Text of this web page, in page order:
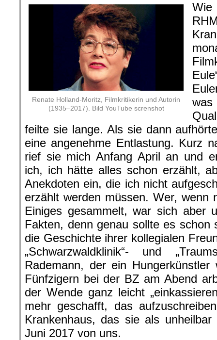
Renate Holland-Moritz, Filmkritikerin und Autorin
(1935–2017). Bild YouTube screnshot
Wie
was
feilte sie lange. Als sie dann
eine angenehme Entlastung. Kurz
rief sie mich Anfang April an und
ich, ich hätte alles schon erzählt,
Anekdoten ein, die ich nicht
erzählt werden müssen. Wer, wenn
Einiges gesammelt, war sich aber
Fakten, denn genau sollte es schon
die Geschichte ihrer kollegialen
„Schwarzwaldklinik“- und
Rademann, der ein
Fünfzigern bei der BZ am Abend
der Wende ganz leicht
mehr geschafft, das
Krankenhaus, das sie als
Juni 2017 von uns.